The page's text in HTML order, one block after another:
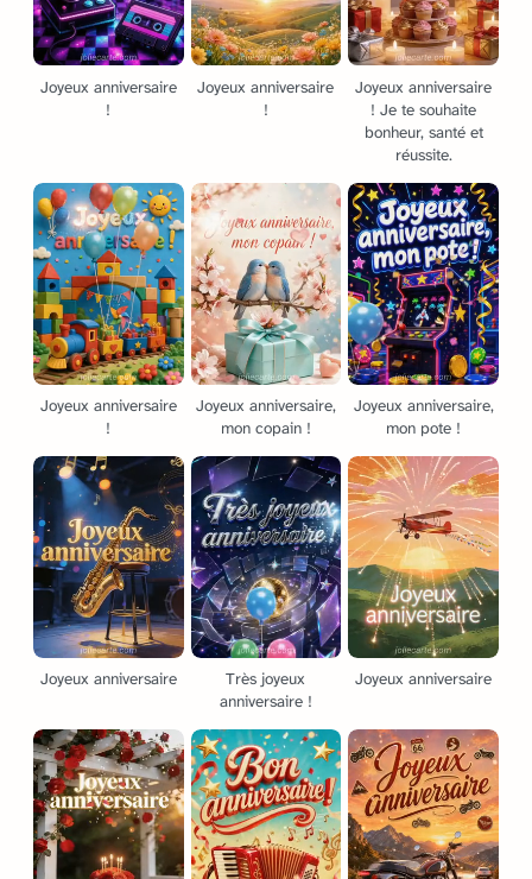
Joyeux anniversaire
!
Joyeux anniversaire
!
Joyeux anniversaire
! Je te souhaite
bonheur, santé et
réussite.
Joyeux anniversaire
!
Joyeux anniversaire,
mon copain !
Joyeux anniversaire,
mon pote !
Joyeux anniversaire
Très joyeux
anniversaire !
Joyeux anniversaire